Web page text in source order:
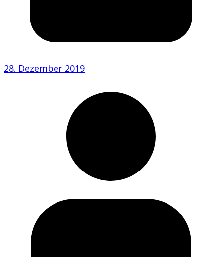
28. Dezember 2019